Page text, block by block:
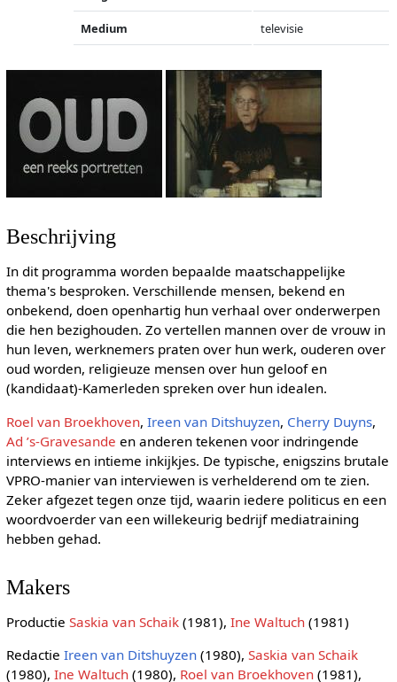
Medium televisie
Beschrijving
In dit programma worden bepaalde maatschappelijke
thema's besproken. Verschillende mensen, bekend en
onbekend, doen openhartig hun verhaal over onderwerpen
die hen bezighouden. Zo vertellen mannen over de vrouw in
hun leven, werknemers praten over hun werk, ouderen over
oud worden, religieuze mensen over hun geloof en
(kandidaat)-Kamerleden spreken over hun idealen.
Roel van Broekhoven, Ireen van Ditshuyzen, Cherry Duyns,
Ad ’s-Gravesande en anderen tekenen voor indringende
interviews en intieme inkijkjes. De typische, enigszins brutale
VPRO-manier van interviewen is verhelderend om te zien.
Zeker afgezet tegen onze tijd, waarin iedere politicus en een
woordvoerder van een willekeurig bedrijf mediatraining
hebben gehad.
Makers
Productie Saskia van Schaik(1981), Ine Waltuch(1981)
Redactie Ireen van Ditshuyzen(1980), Saskia van Schaik
(1980), Ine Waltuch(1980), Roel van Broekhoven(1981),